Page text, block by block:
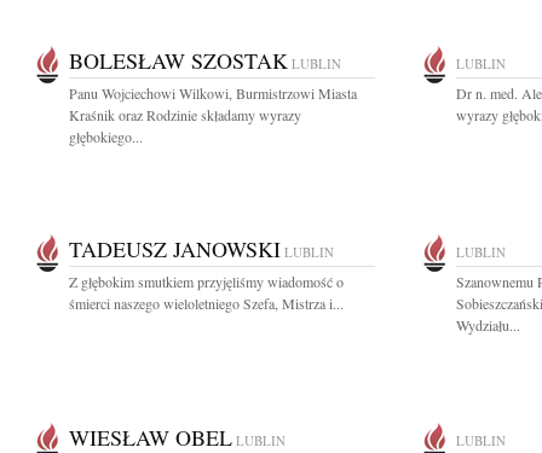
BOLESŁAW SZOSTAK LUBLIN
Panu Wojciechowi Wilkowi, Burmistrzowi Miasta
Kraśnik oraz Rodzinie składamy wyrazy
głębokiego...
LUBLIN
Dr n. med.
wyrazy
TADEUSZ JANOWSKI LUBLIN
Z głębokim smutkiem przyjęliśmy wiadomość o
śmierci naszego wieloletniego Szefa, Mistrza i...
LUBLIN
Szanownemu
Wydziału...
WIESŁAW OBEL LUBLIN LUBLIN